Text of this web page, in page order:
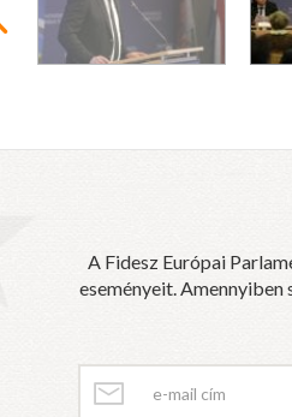
A Fidesz Európai
eseményeit.